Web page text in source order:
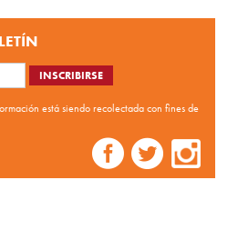
está siendo recolectada con fines de